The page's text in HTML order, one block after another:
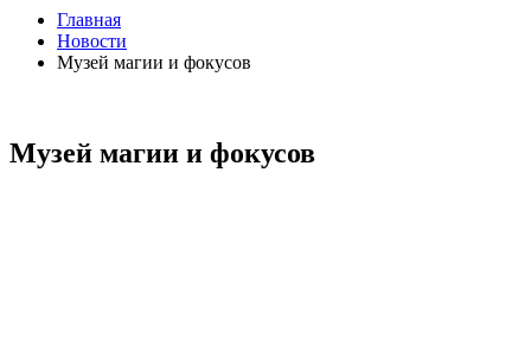
Главная
Новости
Музей магии и фокусов
Музей магии и фокусов